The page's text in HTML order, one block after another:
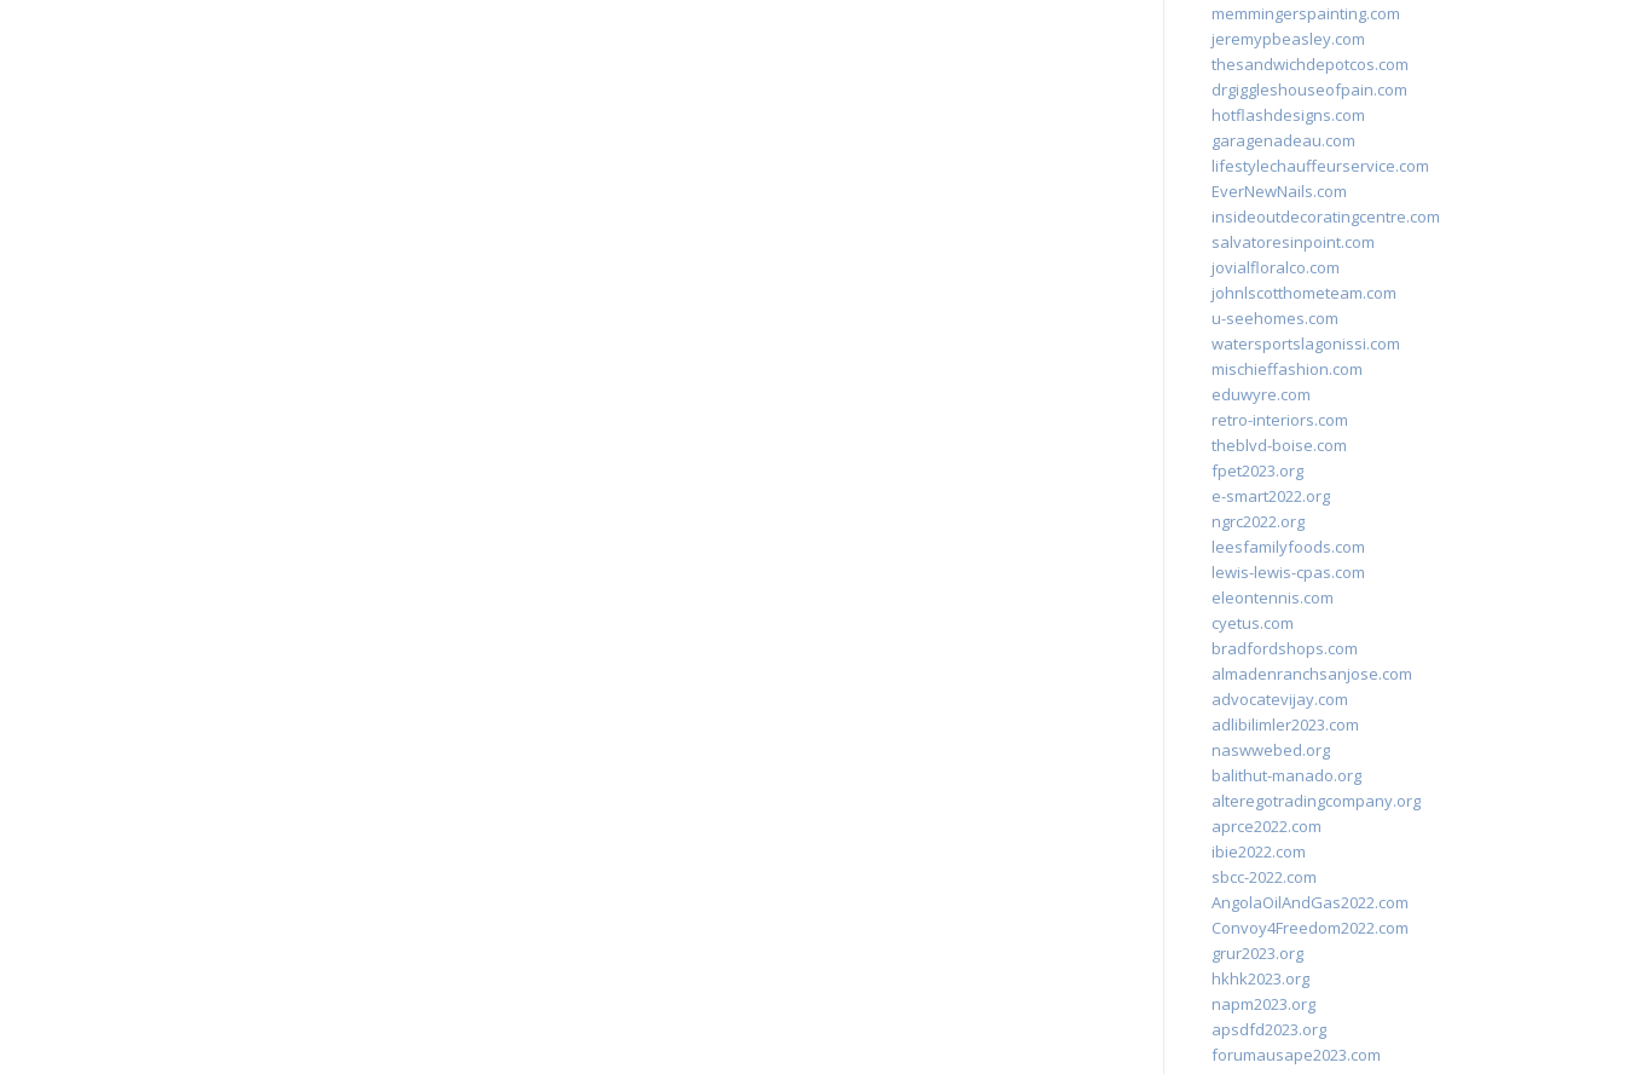
memmingerspainting.com
jeremypbeasley.com
thesandwichdepotcos.com
drgiggleshouseofpain.com
hotflashdesigns.com
garagenadeau.com
lifestylechauffeurservice.com
EverNewNails.com
insideoutdecoratingcentre.com
salvatoresinpoint.com
jovialfloralco.com
johnlscotthometeam.com
u-seehomes.com
watersportslagonissi.com
mischieffashion.com
eduwyre.com
retro-interiors.com
theblvd-boise.com
fpet2023.org
e-smart2022.org
ngrc2022.org
leesfamilyfoods.com
lewis-lewis-cpas.com
eleontennis.com
cyetus.com
bradfordshops.com
almadenranchsanjose.com
advocatevijay.com
adlibilimler2023.com
naswwebed.org
balithut-manado.org
alteregotradingcompany.org
aprce2022.com
ibie2022.com
sbcc-2022.com
AngolaOilAndGas2022.com
Convoy4Freedom2022.com
grur2023.org
hkhk2023.org
napm2023.org
apsdfd2023.org
forumausape2023.com